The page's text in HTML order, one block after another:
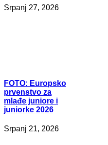
Srpanj 27, 2026
FOTO: Europsko
prvenstvo za
mlađe juniore i
juniorke 2026
Srpanj 21, 2026